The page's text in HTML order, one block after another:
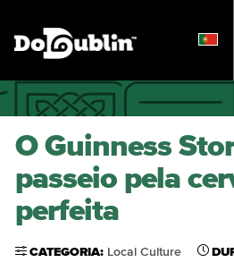
O Guinness
passeio pela
perfeita
CATEGORIA: Local Culture